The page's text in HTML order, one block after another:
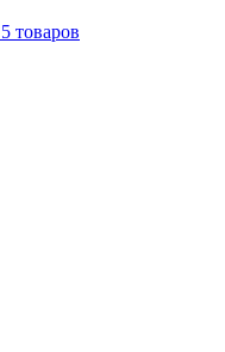
5 товаров